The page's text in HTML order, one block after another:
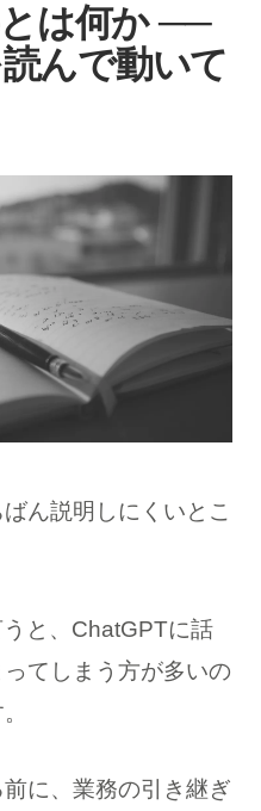
は何か ──
んで動いて
ん説明しにくいとこ
うと、ChatGPTに話
てしまう方が多いの
に、業務の引き継ぎ